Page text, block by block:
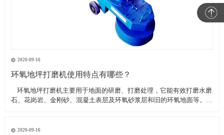
2020-09-16
环氧地坪打磨机使用特点有哪些？
​ 环氧地坪打磨机主要用于地面的研磨、打磨处理，它能有效打磨水磨
石、花岗岩、金刚砂、混凝土表层及环氧砂浆层和旧的环氧地面等。具
地坪工程处理的必备设
2020-09-16